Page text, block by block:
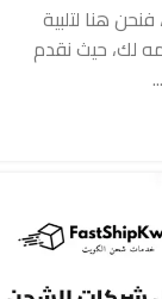
هنا لتلبية
لك، حيث نقدم